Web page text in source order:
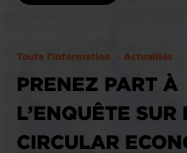
Toute l'information Actualités
PRENEZ PART À
L’ENQUÊTE SUR
CIRCULAR